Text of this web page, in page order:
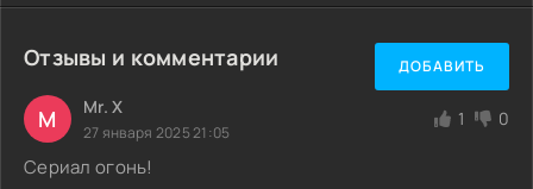
Отзывы и комментарии ДОБАВИТЬ
M Mr. X
27 января 2025 21:05
1 0
Сериал огонь!